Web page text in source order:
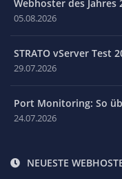
Webhoster des Jahres
05.08.2026
STRATO vServer Test
29.07.2026
Port Monitoring: So
24.07.2026
NEUESTE